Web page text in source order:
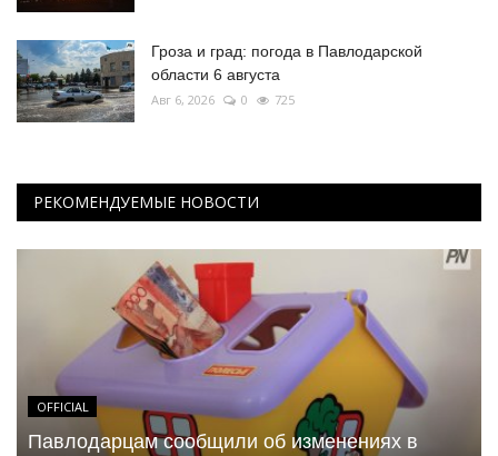
Гроза и град: погода в Павлодарской
области 6 августа
Авг 6, 2026 0 725
РЕКОМЕНДУЕМЫЕ НОВОСТИ
OFFICIAL
Павлодарцам сообщили об изменениях в